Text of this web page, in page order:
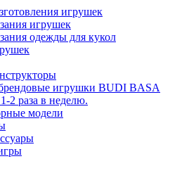
игрушек
игрушек
одежды для кукол
игрушки BUDI BASA
2 раза в неделю.
модели